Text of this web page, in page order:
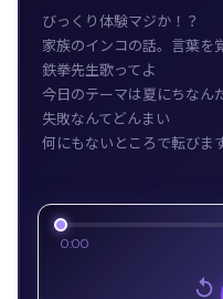
びっくり体験マジか！？
家族のインコの話。言葉を
鉄拳先生歌ってよ
今日のテーマは夏にちなん
失敗なんてどんまい
何にもないところで転びま
0:00